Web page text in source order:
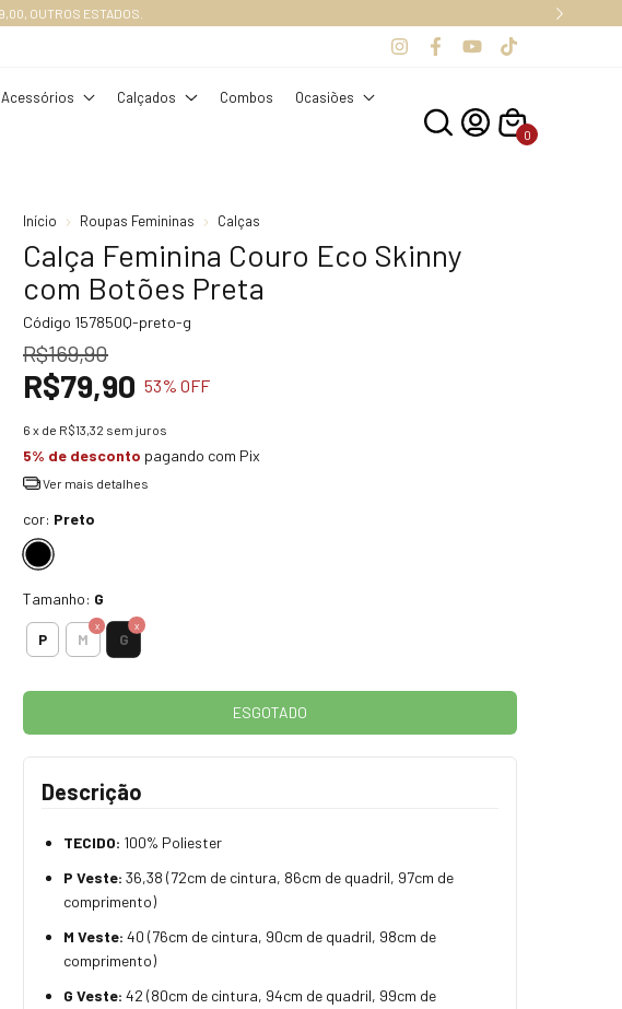
10% OFF na sua primeira compra
Acessórios Calçados Combos Ocasiões
0
Início Roupas Femininas Calças
Calça Feminina Couro Eco Skinny
com Botões Preta
Código 157850Q-preto-g
R$169,90
R$79,90 53% OFF
6 x de R$13,32 sem juros
5% de desconto pagando com Pix
Ver mais detalhes
cor: Preto
Tamanho: G
P M G
Descrição
TECIDO: 100% Poliester
P Veste: 36,38 (72cm de cintura, 86cm de quadril, 97cm de
comprimento)
M Veste: 40 (76cm de cintura, 90cm de quadril, 98cm de
comprimento)
G Veste: 42 (80cm de cintura, 94cm de quadril, 99cm de